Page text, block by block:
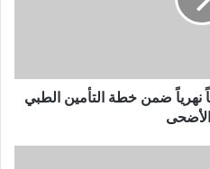
إسعاف و11 لانشاً نهرياً ضمن خطة التأمين الطبي